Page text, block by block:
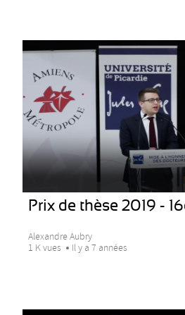
Prix de thèse 2019 -
Alexandre Aubry
1 K vues
Il y a 7 années